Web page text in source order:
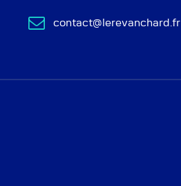
contact@lerevanchard.fr